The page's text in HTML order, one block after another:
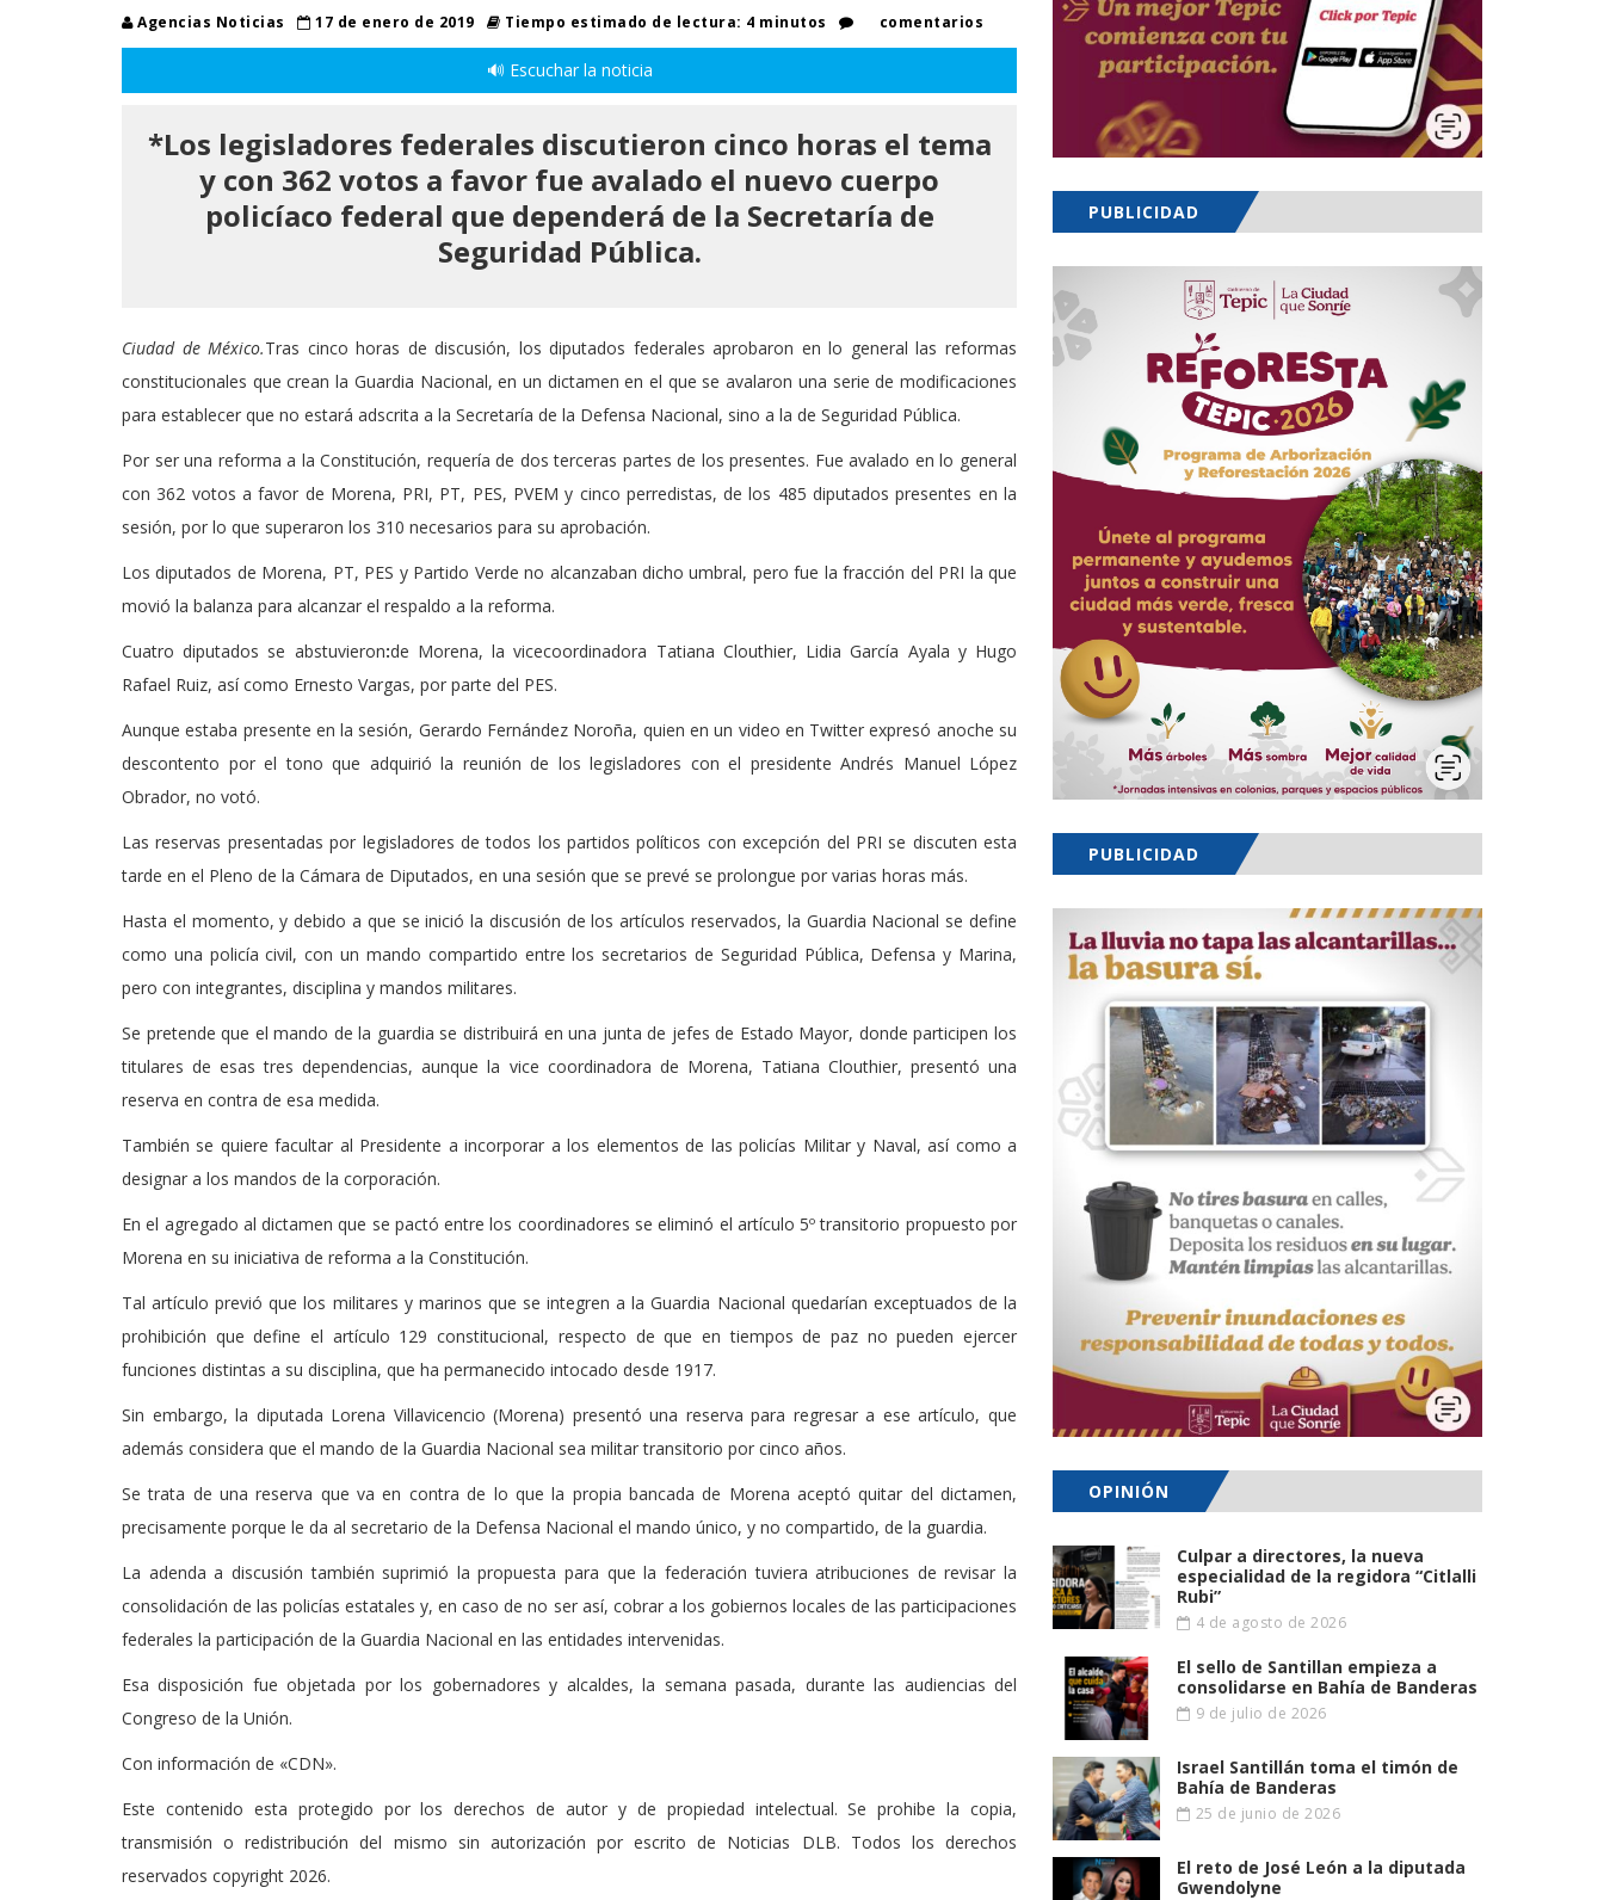
Agencias Noticias 17 de enero de 2019 Tiempo estimado de lectura: 4 minutos comentarios
🔊 Escuchar la noticia
*Los legisladores federales discutieron cinco horas el tema
y con 362 votos a favor fue avalado el nuevo cuerpo
policíaco federal que dependerá de la Secretaría de
Seguridad Pública.
Ciudad de México.Tras cinco horas de discusión, los diputados federales aprobaron en lo general las reformas
constitucionales que crean la Guardia Nacional, en un dictamen en el que se avalaron una serie de modificaciones
para establecer que no estará adscrita a la Secretaría de la Defensa Nacional, sino a la de Seguridad Pública.
Por ser una reforma a la Constitución, requería de dos terceras partes de los presentes. Fue avalado en lo general
con 362 votos a favor de Morena, PRI, PT, PES, PVEM y cinco perredistas, de los 485 diputados presentes en la
sesión, por lo que superaron los 310 necesarios para su aprobación.
Los diputados de Morena, PT, PES y Partido Verde no alcanzaban dicho umbral, pero fue la fracción del PRI la que
movió la balanza para alcanzar el respaldo a la reforma.
Cuatro diputados se abstuvieron:de Morena, la vicecoordinadora Tatiana Clouthier, Lidia García Ayala y Hugo
Rafael Ruiz, así como Ernesto Vargas, por parte del PES.
Aunque estaba presente en la sesión, Gerardo Fernández Noroña, quien en un video en Twitter expresó anoche su
descontento por el tono que adquirió la reunión de los legisladores con el presidente Andrés Manuel López
Obrador, no votó.
Las reservas presentadas por legisladores de todos los partidos políticos con excepción del PRI se discuten esta
tarde en el Pleno de la Cámara de Diputados, en una sesión que se prevé se prolongue por varias horas más.
Hasta el momento, y debido a que se inició la discusión de los artículos reservados, la Guardia Nacional se define
como una policía civil, con un mando compartido entre los secretarios de Seguridad Pública, Defensa y Marina,
pero con integrantes, disciplina y mandos militares.
Se pretende que el mando de la guardia se distribuirá en una junta de jefes de Estado Mayor, donde participen los
titulares de esas tres dependencias, aunque la vice coordinadora de Morena, Tatiana Clouthier, presentó una
reserva en contra de esa medida.
También se quiere facultar al Presidente a incorporar a los elementos de las policías Militar y Naval, así como a
designar a los mandos de la corporación.
En el agregado al dictamen que se pactó entre los coordinadores se eliminó el artículo 5º transitorio propuesto por
Morena en su iniciativa de reforma a la Constitución.
Tal artículo previó que los militares y marinos que se integren a la Guardia Nacional quedarían exceptuados de la
prohibición que define el artículo 129 constitucional, respecto de que en tiempos de paz no pueden ejercer
funciones distintas a su disciplina, que ha permanecido intocado desde 1917.
Sin embargo, la diputada Lorena Villavicencio (Morena) presentó una reserva para regresar a ese artículo, que
además considera que el mando de la Guardia Nacional sea militar transitorio por cinco años.
Se trata de una reserva que va en contra de lo que la propia bancada de Morena aceptó quitar del dictamen,
precisamente porque le da al secretario de la Defensa Nacional el mando único, y no compartido, de la guardia.
La adenda a discusión también suprimió la propuesta para que la federación tuviera atribuciones de revisar la
consolidación de las policías estatales y, en caso de no ser así, cobrar a los gobiernos locales de las participaciones
federales la participación de la Guardia Nacional en las entidades intervenidas.
Esa disposición fue objetada por los gobernadores y alcaldes, la semana pasada, durante las audiencias del
Congreso de la Unión.
Con información de «CDN».
Este contenido esta protegido por los derechos de autor y de propiedad intelectual. Se prohibe la copia,
transmisión o redistribución del mismo sin autorización por escrito de Noticias DLB. Todos los derechos
reservados copyright 2026.
PUBLICIDAD
PUBLICIDAD
OPINIÓN
Culpar a directores, la nueva
especialidad de la regidora “Citlalli
Rubi”
4 de agosto de 2026
El sello de Santillan empieza a
consolidarse en Bahía de Banderas
9 de julio de 2026
Israel Santillán toma el timón de
Bahía de Banderas
25 de junio de 2026
El reto de José León a la diputada
Gwendolyne